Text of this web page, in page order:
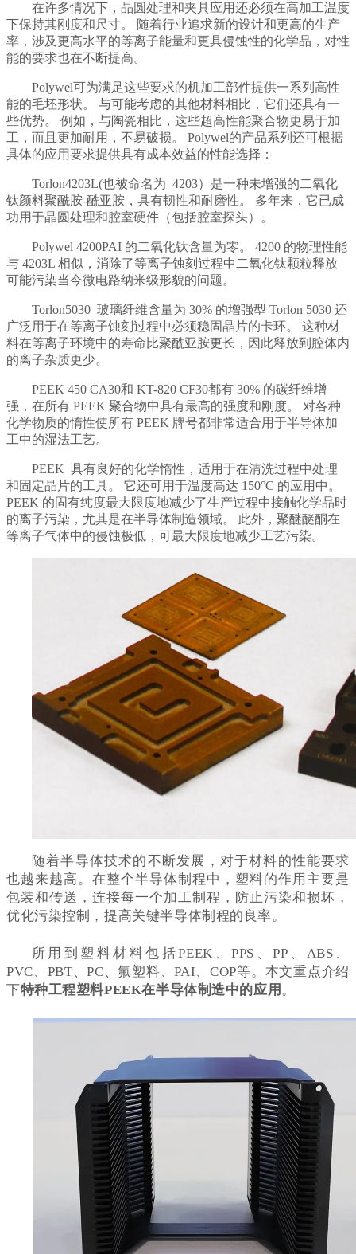
在许多情况下，晶圆处理和夹具应用还必须在高加工温度
下保持其刚度和尺寸。 随着行业追求新的设计和更高的生产
率，涉及更高水平的等离子能量和更具侵蚀性的化学品，对性
能的要求也在不断提高。
Polywel可为满足这些要求的机加工部件提供一系列高性
能的毛坯形状。 与可能考虑的其他材料相比，它们还具有一
些优势。 例如，与陶瓷相比，这些超高性能聚合物更易于加
工，而且更加耐用，不易破损。 Polywel的产品系列还可根据
具体的应用要求提供具有成本效益的性能选择：
Torlon4203L(也被命名为 4203）是一种未增强的二氧化
钛颜料聚酰胺-酰亚胺，具有韧性和耐磨性。 多年来，它已成
功用于晶圆处理和腔室硬件（包括腔室探头）。
Polywel 4200PAI 的二氧化钛含量为零。 4200 的物理性能
与 4203L 相似，消除了等离子蚀刻过程中二氧化钛颗粒释放
可能污染当今微电路纳米级形貌的问题。
Torlon5030 玻璃纤维含量为 30% 的增强型 Torlon 5030 还
广泛用于在等离子蚀刻过程中必须稳固晶片的卡环。 这种材
料在等离子环境中的寿命比聚酰亚胺更长，因此释放到腔体内
的离子杂质更少。
PEEK 450 CA30和 KT-820 CF30都有 30% 的碳纤维增
强，在所有 PEEK 聚合物中具有最高的强度和刚度。 对各种
化学物质的惰性使所有 PEEK 牌号都非常适合用于半导体加
工中的湿法工艺。
PEEK 具有良好的化学惰性，适用于在清洗过程中处理
和固定晶片的工具。 它还可用于温度高达 150°C 的应用中。
PEEK 的固有纯度最大限度地减少了生产过程中接触化学品时
的离子污染，尤其是在半导体制造领域。 此外，聚醚醚酮在
等离子气体中的侵蚀极低，可最大限度地减少工艺污染。
随着半导体技术的不断发展，对于材料的性能要求
也越来越高。在整个半导体制程中，塑料的作用主要是
包装和传送，连接每一个加工制程，防止污染和损坏，
优化污染控制，提高关键半导体制程的良率。
所用到塑料材料包括PEEK、PPS、PP、ABS、
PVC、PBT、PC、氟塑料、PAI、COP等。本文重点介绍
下特种工程塑料PEEK在半导体制造中的应用 。